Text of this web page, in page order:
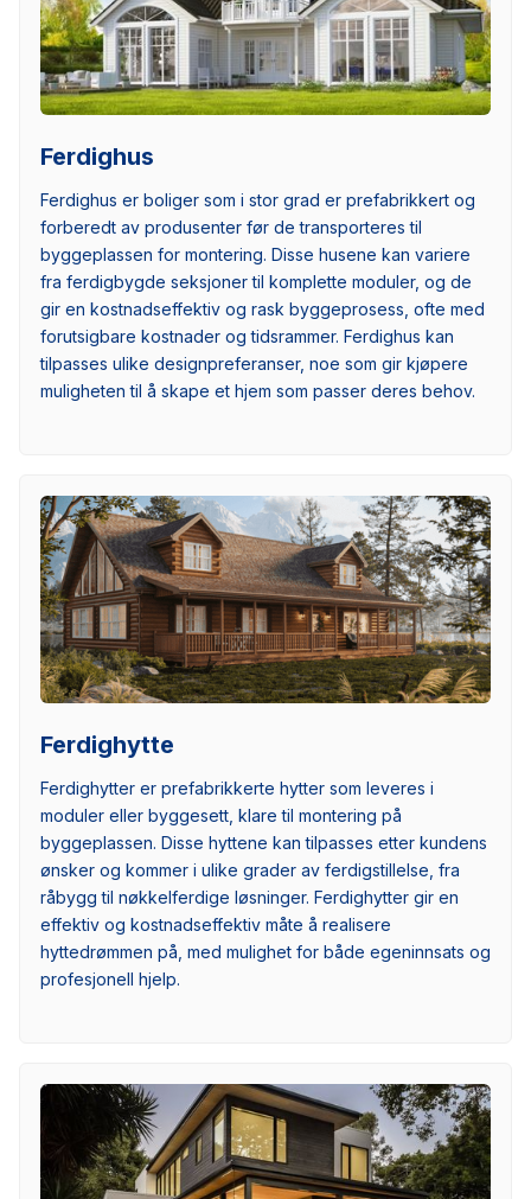
Ferdighus
Ferdighus er boliger som i stor grad er prefabrikkert og
forberedt av produsenter før de transporteres til
byggeplassen for montering. Disse husene kan variere
fra ferdigbygde seksjoner til komplette moduler, og de
gir en kostnadseffektiv og rask byggeprosess, ofte med
forutsigbare kostnader og tidsrammer. Ferdighus kan
tilpasses ulike designpreferanser, noe som gir kjøpere
muligheten til å skape et hjem som passer deres behov.
Ferdighytte
Ferdighytter er prefabrikkerte hytter som leveres i
moduler eller byggesett, klare til montering på
byggeplassen. Disse hyttene kan tilpasses etter kundens
ønsker og kommer i ulike grader av ferdigstillelse, fra
råbygg til nøkkelferdige løsninger. Ferdighytter gir en
effektiv og kostnadseffektiv måte å realisere
hyttedrømmen på, med mulighet for både egeninnsats og
profesjonell hjelp.